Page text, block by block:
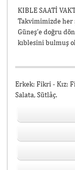
KIBLE SAATİ
Takvimimizde her
Güneş’e doğru
kıblesini bulmuş
Erkek: Fikri - Kız:
Salata, Sütlâç.